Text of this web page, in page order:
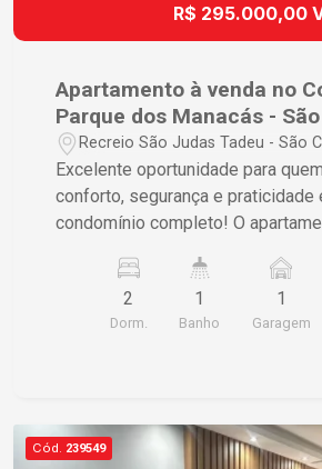
R$ 295.000,00
Apartamento à venda no
Parque dos Manacás -
Recreio São Judas Tadeu - São
Excelente oportunidade para
conforto, segurança e praticidade
condomínio completo! O apartamento conta com
funcional, banheiro social,
garagem coberta, oferecendo um
para morar com qualidade de vida. O Condomínio
mercadinho interno,
comodidade e segurança para toda a
2
Dorm.
1
Banho
1
Garagem
Cód. 239549